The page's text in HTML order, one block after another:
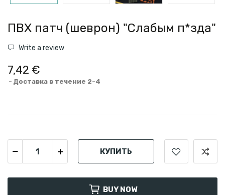
ПВХ патч (шеврон) "Слабым п*зда"
Write a review
7,42 €
Доставка в течение 2-4
КУПИТЬ
BUY NOW